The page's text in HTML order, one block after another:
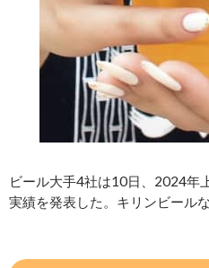
ビール大手4社は10日、2024年
実績を発表した。キリンビール